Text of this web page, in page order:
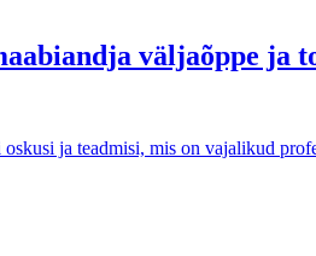
väljaõppe ja
ja teadmisi, mis on vajalikud